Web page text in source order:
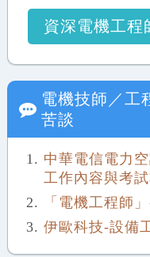
資深電機工程
電機技師／工
苦談
中華電信電力
工作內容與考
「電機工程師
伊歐科技-設備